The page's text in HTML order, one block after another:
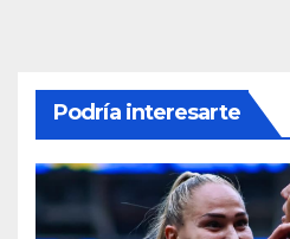
Podría interesarte